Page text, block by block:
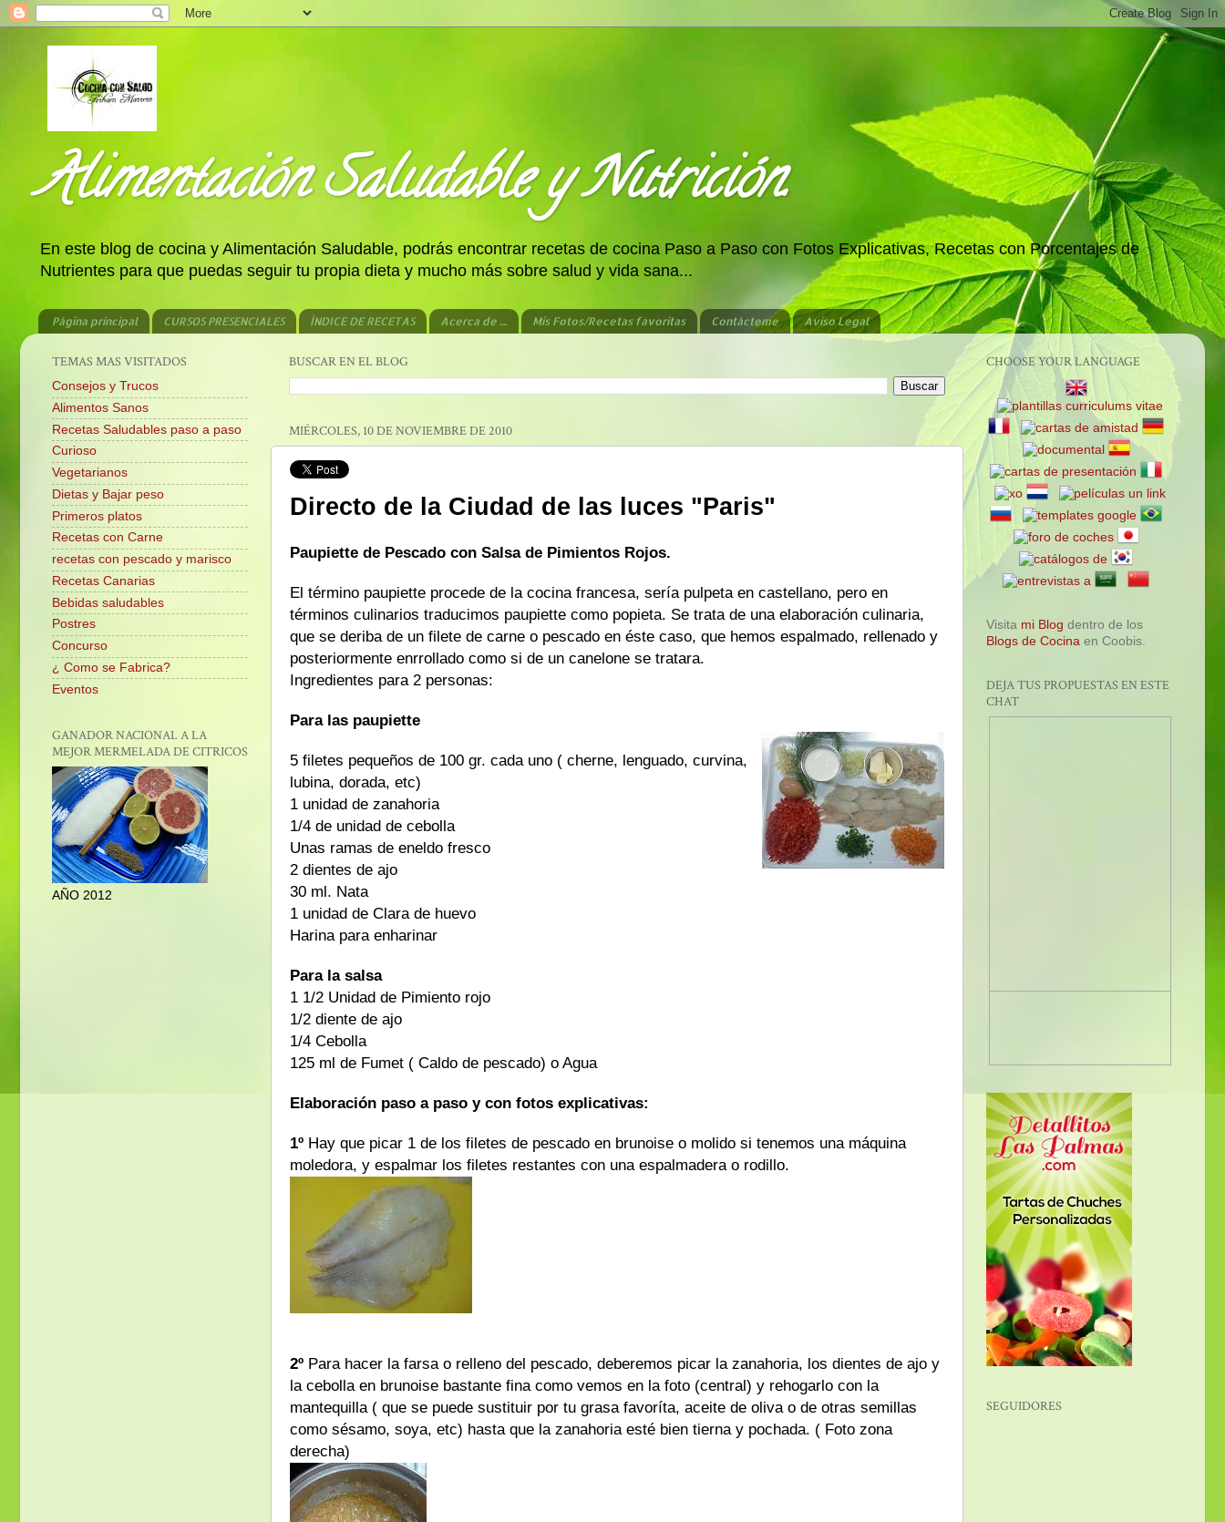
Alimentación Saludable y Nutrición.
En este blog de cocina y Alimentación Saludable, podrás encontrar recetas de cocina Paso a Paso con Fotos Explicativas, Recetas con Porcentajes de
Nutrientes para que puedas seguir tu propia dieta y mucho más sobre salud y vida sana...
Página principal CURSOS PRESENCIALES ÍNDICE DE RECETAS Acerca de .... Mis Fotos/Recetas favoritas Contácteme Aviso Legal
BUSCAR EN EL BLOG
MIÉRCOLES, 10 DE NOVIEMBRE DE 2010
Directo de la Ciudad de las luces "Paris"
Paupiette de Pescado con Salsa de Pimientos Rojos.
El término paupiette procede de la cocina francesa, sería pulpeta en castellano, pero en
términos culinarios traducimos paupiette como popieta. Se trata de una elaboración culinaria,
que se deriba de un filete de carne o pescado en éste caso, que hemos espalmado, rellenado y
posteriormente enrrollado como si de un canelone se tratara.
Ingredientes para 2 personas:
Para las paupiette
5 filetes pequeños de 100 gr. cada uno ( cherne, lenguado, curvina,
lubina, dorada, etc)
1 unidad de zanahoria
1/4 de unidad de cebolla
Unas ramas de eneldo fresco
2 dientes de ajo
30 ml. Nata
1 unidad de Clara de huevo
Harina para enharinar
Para la salsa
1 1/2 Unidad de Pimiento rojo
1/2 diente de ajo
1/4 Cebolla
125 ml de Fumet ( Caldo de pescado) o Agua
Elaboración paso a paso y con fotos explicativas:
1º Hay que picar 1 de los filetes de pescado en brunoise o molido si tenemos una máquina
moledora, y espalmar los filetes restantes con una espalmadera o rodillo.
2º Para hacer la farsa o relleno del pescado, deberemos picar la zanahoria, los dientes de ajo y
la cebolla en brunoise bastante fina como vemos en la foto (central) y rehogarlo con la
mantequilla ( que se puede sustituir por tu grasa favoríta, aceite de oliva o de otras semillas
como sésamo, soya, etc) hasta que la zanahoria esté bien tierna y pochada. ( Foto zona
derecha)
TEMAS MAS VISITADOS
Consejos y Trucos
Alimentos Sanos
Recetas Saludables paso a paso
Curioso
Vegetarianos
Dietas y Bajar peso
Primeros platos
Recetas con Carne
recetas con pescado y marisco
Recetas Canarias
Bebidas saludables
Postres
Concurso
¿ Como se Fabrica?
Eventos
GANADOR NACIONAL A LA
MEJOR MERMELADA DE CITRICOS
AÑO 2012
CHOOSE YOUR LANGUAGE
Visita mi Blog dentro de los
Blogs de Cocina en Coobis.
DEJA TUS PROPUESTAS EN ESTE
CHAT
SEGUIDORES